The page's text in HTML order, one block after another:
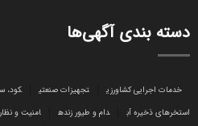
دسته بندی آگهی‌ها
خدمات اجرایی کشاورزی تجهیزات صنعتی کود،
استخرهای ذخیره آب
دام و طیور زنده امنیت و